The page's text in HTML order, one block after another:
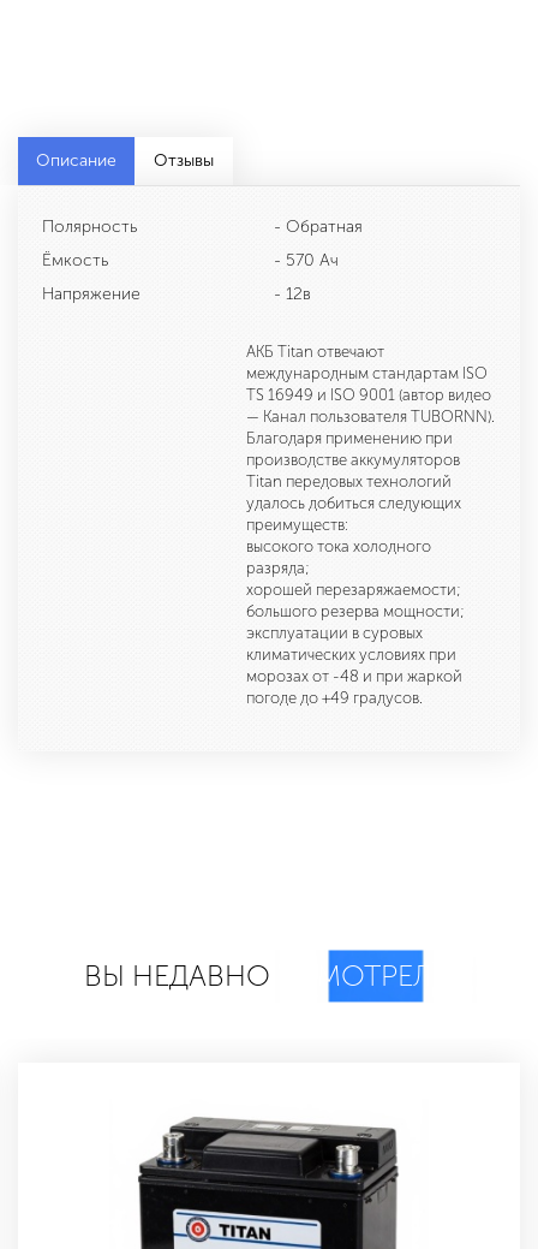
Описание Отзывы
Полярность
Ёмкость
Напряжение
- Обратная
- 570 Ач
- 12в
АКБ Titan отвечают
международным стандартам ISO
TS 16949 и ISO 9001 (автор видео
— Канал пользователя TUBORNN).
Благодаря применению при
производстве аккумуляторов
Titan передовых технологий
удалось добиться следующих
преимуществ:
высокого тока холодного
разряда;
хорошей перезаряжаемости;
большого резерва мощности;
эксплуатации в суровых
климатических условиях при
морозах от -48 и при жаркой
погоде до +49 градусов.
ВЫ НЕДАВНО СМОТРЕЛИ